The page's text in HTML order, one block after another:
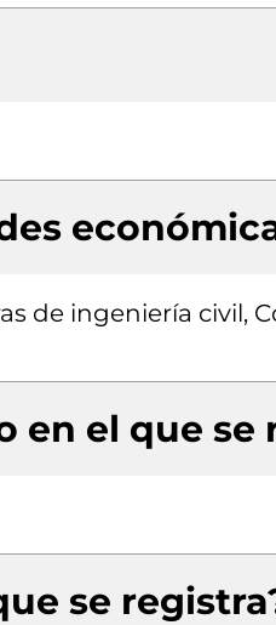
de ingeniería civil,
en el que se
se